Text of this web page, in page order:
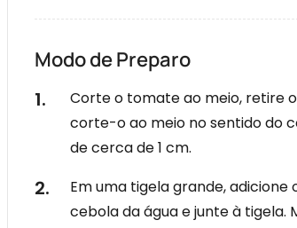
Modo de Preparo
Corte o tomate ao meio, retire
corte-o ao meio no sentido do
de cerca de 1 cm.
Em uma tigela grande,
cebola da água e junte à tigela.